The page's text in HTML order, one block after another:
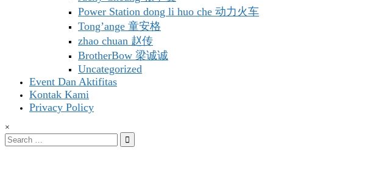
Power Station dong li huo che 动力火车
Tong’ange 童安格
zhao chuan 赵传
BrotherBow 梁诚诚
Uncategorized
Event Dan Aktifitas
Kontak Kami
Privacy Policy
×
Search
for: